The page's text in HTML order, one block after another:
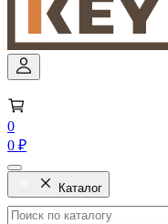
0
0 ₽
Каталог